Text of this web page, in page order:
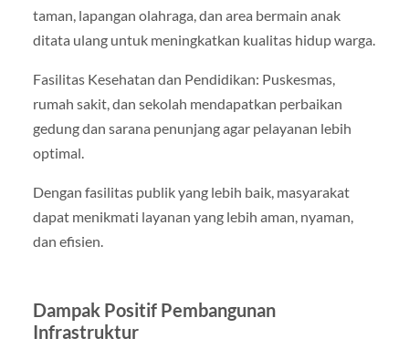
taman, lapangan olahraga, dan area bermain anak
ditata ulang untuk meningkatkan kualitas hidup warga.
Fasilitas Kesehatan dan Pendidikan: Puskesmas,
rumah sakit, dan sekolah mendapatkan perbaikan
gedung dan sarana penunjang agar pelayanan lebih
optimal.
Dengan fasilitas publik yang lebih baik, masyarakat
dapat menikmati layanan yang lebih aman, nyaman,
dan efisien.
Dampak Positif Pembangunan
Infrastruktur